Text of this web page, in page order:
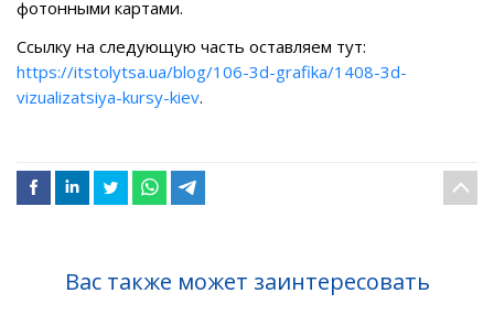
фотонными картами.
Ссылку на следующую часть оставляем тут:
https://itstolytsa.ua/blog/106-3d-grafika/1408-3d-
vizualizatsiya-kursy-kiev.
Вас также может заинтересовать